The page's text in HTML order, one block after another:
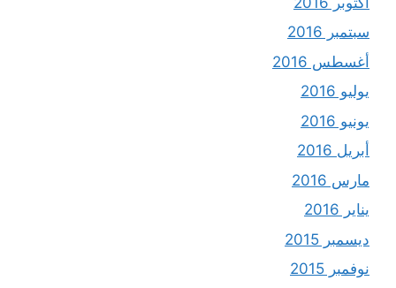
سبتمبر 2016
أغسطس 2016
يوليو 2016
يونيو 2016
أبريل 2016
مارس 2016
يناير 2016
ديسمبر 2015
نوفمبر 2015